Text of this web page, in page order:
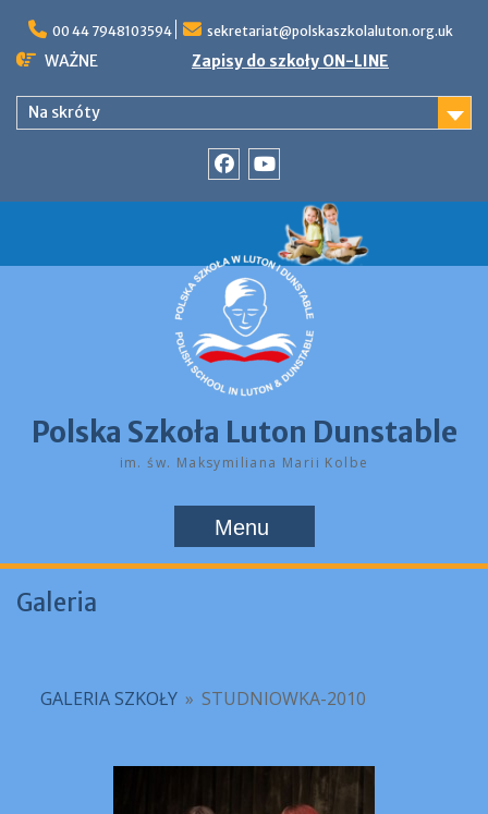
content
00 44 7948103594 sekretariat@polskaszkolaluton.org.uk
WAŻNE Zapisy do szkoły ON-LINE
Na skróty
Polska Szkoła Luton Dunstable
im. św. Maksymiliana Marii Kolbe
Menu
Galeria
GALERIA SZKOŁY » STUDNIOWKA-2010